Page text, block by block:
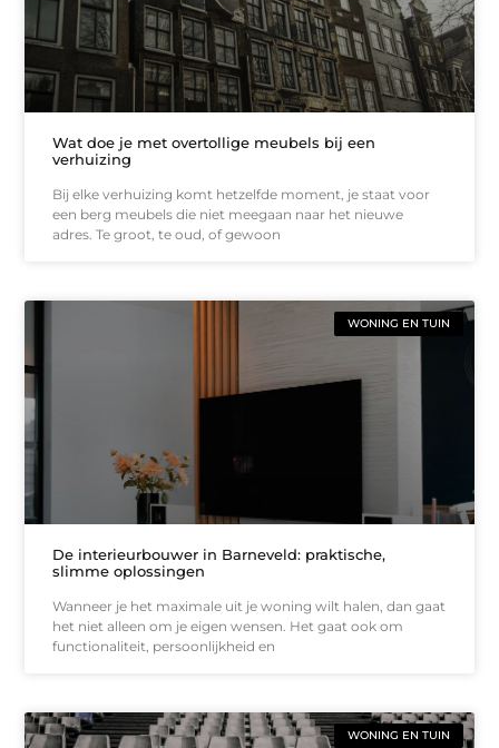
Wat doe je met overtollige meubels bij een
verhuizing
Bij elke verhuizing komt hetzelfde moment, je staat voor
een berg meubels die niet meegaan naar het nieuwe
adres. Te groot, te oud, of gewoon
WONING EN TUIN
De interieurbouwer in Barneveld: praktische,
slimme oplossingen
Wanneer je het maximale uit je woning wilt halen, dan gaat
het niet alleen om je eigen wensen. Het gaat ook om
functionaliteit, persoonlijkheid en
WONING EN TUIN